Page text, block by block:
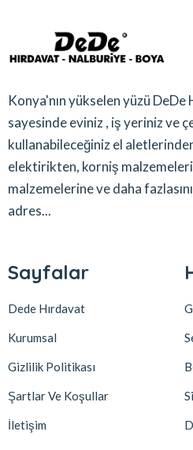
Konya'nın yükselen yüzü
sayesinde eviniz , iş yeriniz ve
kullanabileceğiniz el
elektirikten, korniş
malzemelerine ve daha
adres...
Sayfalar
Dede Hırdavat
Kurumsal
Gizlilik Politikası
Şartlar Ve Koşullar
İletişim